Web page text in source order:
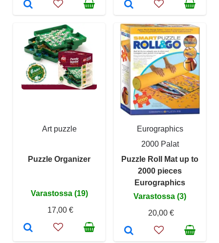
Art puzzle
Puzzle Organizer
Varastossa (19)
17,00 €
Eurographics
2000 Palat
Puzzle Roll Mat up to
2000 pieces
Eurographics
Varastossa (3)
20,00 €